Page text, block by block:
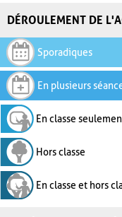
DÉROULEMENT DE
Sporadiques
En plusieurs
En classe
Hors classe
En classe et hors